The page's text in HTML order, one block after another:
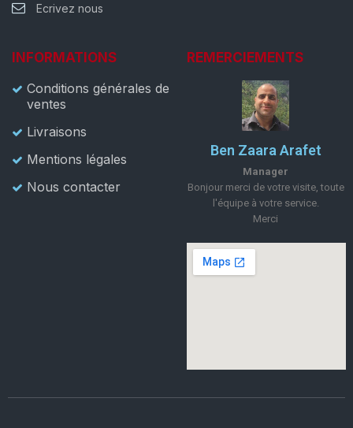
Ecrivez nous
INFORMATIONS
Conditions générales de
ventes
Livraisons
Mentions légales
Nous contacter
REMERCIEMENTS
Ben Zaara Arafet
Manager
Bonjour merci de votre visite, toute
l'équipe à votre service.
Merci